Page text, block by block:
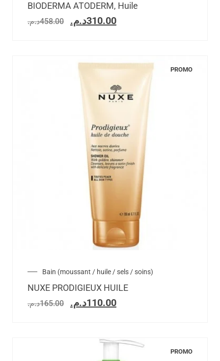
BIODERMA ATODERM, Huile
458.00د.م. 310.00د.م.
PROMO
Bain (moussant / huile / sels / soins)
NUXE PRODIGIEUX HUILE
165.00د.م. 110.00د.م.
PROMO